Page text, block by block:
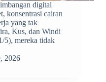
digital
konsentrasi cairan
yang tak
Kus, dan Windi
5), mereka tidak
2026